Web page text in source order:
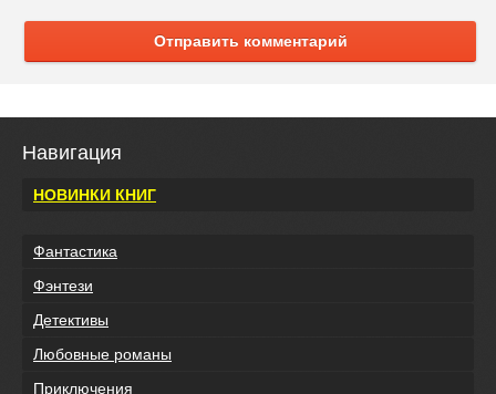
Отправить комментарий
Навигация
НОВИНКИ КНИГ
Фантастика
Фэнтези
Детективы
Любовные романы
Приключения